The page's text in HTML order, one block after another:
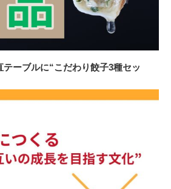
テーブルに“こだわり餃子3種セッ